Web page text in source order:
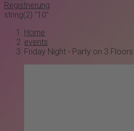
Registrierung
string(2) "10"
Home
events
Friday Night - Party on 3 Floors